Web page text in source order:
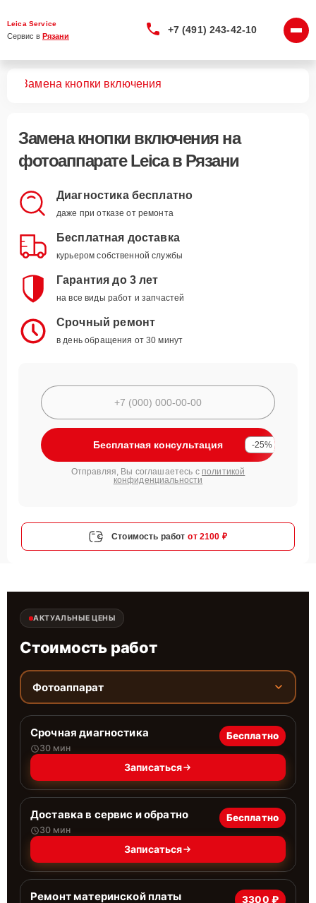
Leica Service
Сервис в Рязани
+7 (491) 243-42-10
Замена кнопки включения
Замена кнопки включенияна
фотоаппарате Leica в Рязани
Диагностика бесплатно
даже при отказе от ремонта
Бесплатная доставка
курьером собственной службы
Гарантия до 3 лет
на все виды работ и запчастей
Срочный ремонт
в день обращения от 30 минут
Бесплатная консультация -25%
Отправляя, Вы соглашаетесь с политикой
конфиденциальности
Стоимость работ от 2100 ₽
АКТУАЛЬНЫЕ ЦЕНЫ
Стоимость работ
Фотоаппарат
Срочная диагностика
30 мин
Бесплатно
Записаться
Доставка в сервис и обратно
30 мин
Бесплатно
Записаться
Ремонт материнской платы 3300 ₽